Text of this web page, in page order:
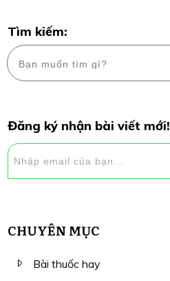
Tìm kiếm:
Đăng ký nhận bài viết mới!
CHUYÊN MỤC
Bài thuốc hay